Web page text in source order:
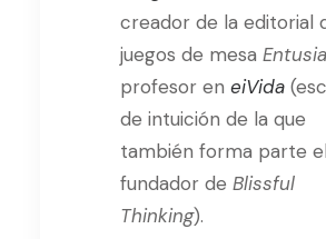
creador de la editorial
juegos de mesa
profesor en eiVida
de intuición de la que
también forma parte el
fundador de Blissful
Thinking).